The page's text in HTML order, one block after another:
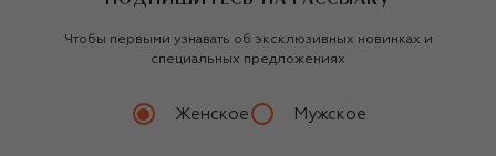
Чтобы первыми узнавать об эксклюзивных новинках и
специальных предложениях
Женское Мужское